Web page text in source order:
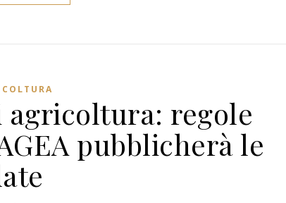
regole
pubblicherà le